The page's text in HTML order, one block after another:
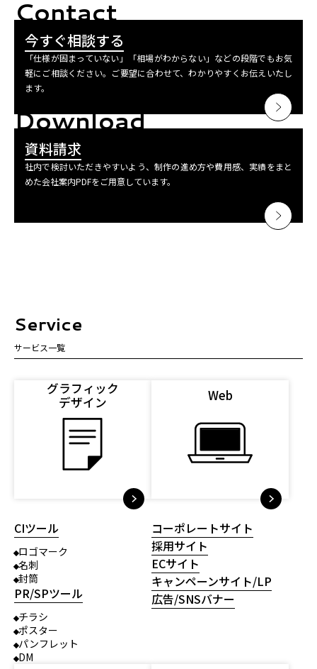
Contact
今すぐ相談する
「仕様が固まっていない」「相場がわからない」などの段階でもお気
軽にご相談ください。ご要望に合わせて、わかりやすくお伝えいたし
ます。
Download
資料請求
社内で検討いただきやすいよう、制作の進め方や費用感、実績をまと
めた会社案内PDFをご用意しています。
Service
サービス一覧
グラフィック
デザイン
CIツール
ロゴマーク
名刺
封筒
PR/SPツール
チラシ
ポスター
パンフレット
DM
Web
コーポレートサイト
採用サイト
ECサイト
キャンペーンサイト/LP
広告/SNSバナー